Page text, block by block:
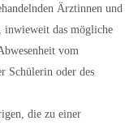
Ärztinnen und
inwieweit das mögliche
vom
Schülerin oder des
die zu einer